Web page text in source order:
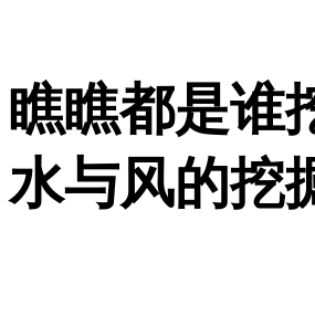
瞧瞧都是谁
水与风的挖